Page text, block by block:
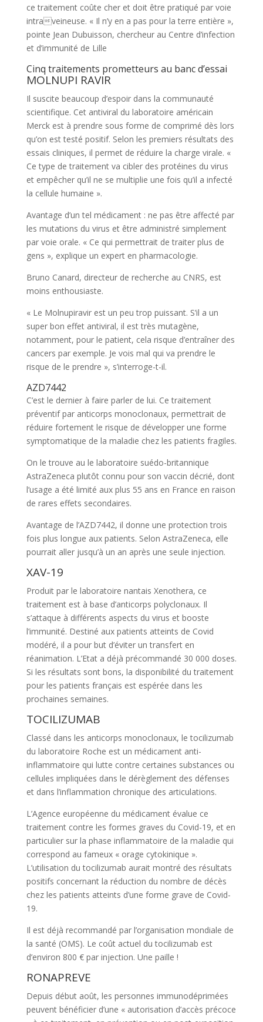
ce traitement coûte cher et doit être pratiqué par voie
intraveineuse. « Il n’y en a pas pour la terre entière »,
pointe Jean Dubuisson, chercheur au Centre d’infection
et d’immunité de Lille
Cinq traitements prometteurs au banc d’essai
MOLNUPI RAVIR
Il suscite beaucoup d’espoir dans la communauté
scientifique. Cet antiviral du laboratoire américain
Merck est à prendre sous forme de comprimé dès lors
qu’on est testé positif. Selon les premiers résultats des
essais cliniques, il permet de réduire la charge virale. «
Ce type de traitement va cibler des protéines du virus
et empêcher qu’il ne se multiplie une fois qu’il a infecté
la cellule humaine ».
Avantage d’un tel médicament : ne pas être affecté par
les mutations du virus et être administré simplement
par voie orale. « Ce qui permettrait de traiter plus de
gens », explique un expert en pharmacologie.
Bruno Canard, directeur de recherche au CNRS, est
moins enthousiaste.
« Le Molnupiravir est un peu trop puissant. S’il a un
super bon effet antiviral, il est très mutagène,
notamment, pour le patient, cela risque d’entraîner des
cancers par exemple. Je vois mal qui va prendre le
risque de le prendre », s’interroge-t-il.
AZD7442
C’est le dernier à faire parler de lui. Ce traitement
préventif par anticorps monoclonaux, permettrait de
réduire fortement le risque de développer une forme
symptomatique de la maladie chez les patients fragiles.
On le trouve au le laboratoire suédo-britannique
AstraZeneca plutôt connu pour son vaccin décrié, dont
l’usage a été limité aux plus 55 ans en France en raison
de rares effets secondaires.
Avantage de l’AZD7442, il donne une protection trois
fois plus longue aux patients. Selon AstraZeneca, elle
pourrait aller jusqu’à un an après une seule injection.
XAV-19
Produit par le laboratoire nantais Xenothera, ce
traitement est à base d’anticorps polyclonaux. Il
s’attaque à différents aspects du virus et booste
l’immunité. Destiné aux patients atteints de Covid
modéré, il a pour but d’éviter un transfert en
réanimation. L’Etat a déjà précommandé 30 000 doses.
Si les résultats sont bons, la disponibilité du traitement
pour les patients français est espérée dans les
prochaines semaines.
TOCILIZUMAB
Classé dans les anticorps monoclonaux, le tocilizumab
du laboratoire Roche est un médicament anti-
inflammatoire qui lutte contre certaines substances ou
cellules impliquées dans le dérèglement des défenses
et dans l’inflammation chronique des articulations.
L’Agence européenne du médicament évalue ce
traitement contre les formes graves du Covid-19, et en
particulier sur la phase inflammatoire de la maladie qui
correspond au fameux « orage cytokinique ».
L’utilisation du tocilizumab aurait montré des résultats
positifs concernant la réduction du nombre de décès
chez les patients atteints d’une forme grave de Covid-
19.
Il est déjà recommandé par l’organisation mondiale de
la santé (OMS). Le coût actuel du tocilizumab est
d’environ 800 € par injection. Une paille !
RONAPREVE
Depuis début août, les personnes immunodéprimées
peuvent bénéficier d’une « autorisation d’accès précoce